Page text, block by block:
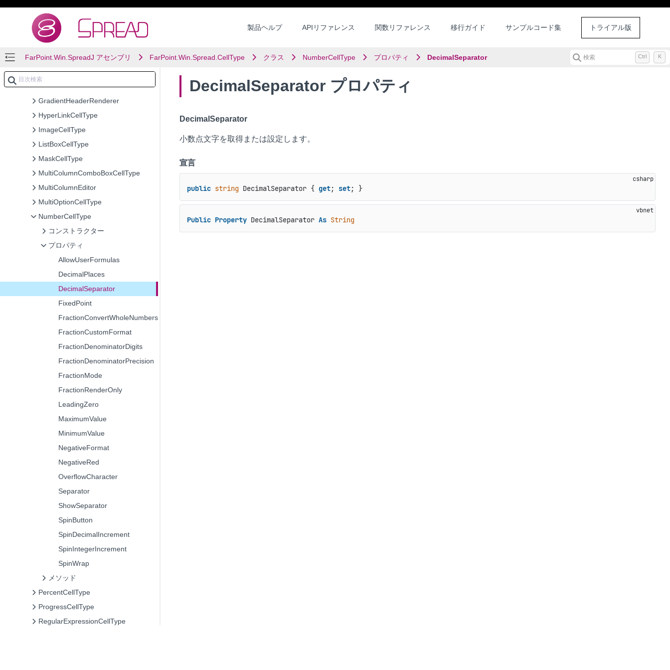
製品ヘルプ APIリファレンス 関数リファレンス 移行ガイド サンプルコード集 トライアル版
FarPoint.Win.SpreadJ アセンブリ FarPoint.Win.Spread.CellType クラス NumberCellType プロパティ DecimalSeparator 検索 Ctrl K
FlatRowHeaderRenderer
FpColorPicker
FpList
GeneralCellType
GeneralEditor
GeneralEditor.SubEditorCancelEventArgs
GradientHeaderRenderer
HyperLinkCellType
ImageCellType
ListBoxCellType
MaskCellType
MultiColumnComboBoxCellType
MultiColumnEditor
MultiOptionCellType
NumberCellType
コンストラクター
プロパティ
AllowUserFormulas
DecimalPlaces
DecimalSeparator
FixedPoint
FractionConvertWholeNumbers
FractionCustomFormat
FractionDenominatorDigits
FractionDenominatorPrecision
FractionMode
FractionRenderOnly
LeadingZero
MaximumValue
MinimumValue
NegativeFormat
NegativeRed
OverflowCharacter
Separator
ShowSeparator
SpinButton
SpinDecimalIncrement
SpinIntegerIncrement
SpinWrap
メソッド
PercentCellType
ProgressCellType
RegularExpressionCellType
DecimalSeparator プロパティ
DecimalSeparator
小数点文字を取得または設定します。
宣言
public string DecimalSeparator { get; set; }
Public Property DecimalSeparator As String